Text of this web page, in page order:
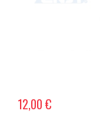
12,00 €